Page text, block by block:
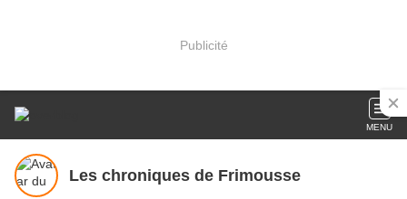
Publicité
MENU
Les chroniques de Frimousse